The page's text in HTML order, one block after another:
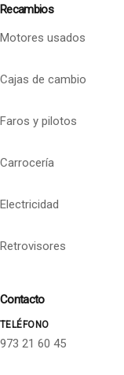
Recambios
Motores usados
Cajas de cambio
Faros y pilotos
Carrocería
Electricidad
Retrovisores
Contacto
TELÉFONO
973 21 60 45